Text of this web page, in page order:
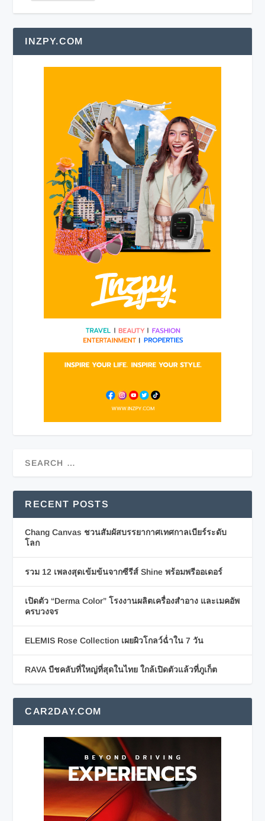
INZPY.COM
RECENT POSTS
Chang Canvas ชวนสัมผัสบรรยากาศเทศกาลเบียร์ระดับ
โลก
รวม 12 เพลงสุดเข้มข้นจากซีรีส์ Shine พร้อมพรีออเดอร์
เปิดตัว “Derma Color” โรงงานผลิตเครื่องสำอาง และเมคอัพ
ครบวงจร
ELEMIS Rose Collection เผยผิวโกลว์ฉ่ำใน 7 วัน
RAVA บีชคลับที่ใหญ่ที่สุดในไทย ใกล้เปิดตัวแล้วที่ภูเก็ต
CAR2DAY.COM